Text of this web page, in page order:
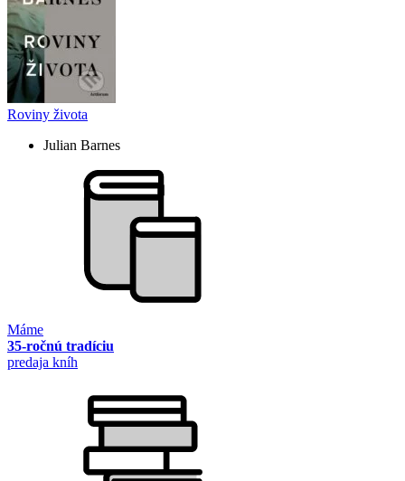
Roviny života
Julian Barnes
Máme
35-ročnú tradíciu
predaja kníh